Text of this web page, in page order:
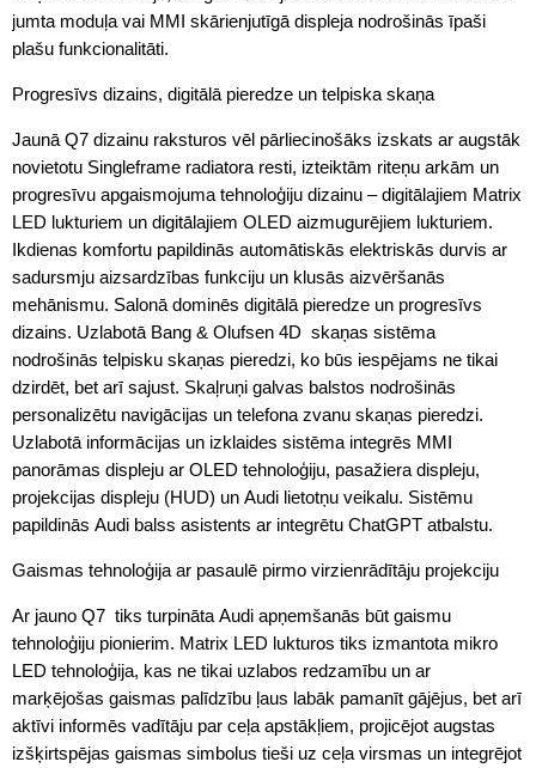
jumta moduļa vai MMI skārienjutīgā displeja nodrošinās īpaši
plašu funkcionalitāti.
Progresīvs dizains, digitālā pieredze un telpiska skaņa
Jaunā Q7 dizainu raksturos vēl pārliecinošāks izskats ar augstāk
novietotu Singleframe radiatora resti, izteiktām riteņu arkām un
progresīvu apgaismojuma tehnoloģiju dizainu – digitālajiem Matrix
LED lukturiem un digitālajiem OLED aizmugurējiem lukturiem.
Ikdienas komfortu papildinās automātiskās elektriskās durvis ar
sadursmju aizsardzības funkciju un klusās aizvēršanās
mehānismu. Salonā dominēs digitālā pieredze un progresīvs
dizains. Uzlabotā Bang & Olufsen 4D skaņas sistēma
nodrošinās telpisku skaņas pieredzi, ko būs iespējams ne tikai
dzirdēt, bet arī sajust. Skaļruņi galvas balstos nodrošinās
personalizētu navigācijas un telefona zvanu skaņas pieredzi.
Uzlabotā informācijas un izklaides sistēma integrēs MMI
panorāmas displeju ar OLED tehnoloģiju, pasažiera displeju,
projekcijas displeju (HUD) un Audi lietotņu veikalu. Sistēmu
papildinās Audi balss asistents ar integrētu ChatGPT atbalstu.
Gaismas tehnoloģija ar pasaulē pirmo virzienrādītāju projekciju
Ar jauno Q7 tiks turpināta Audi apņemšanās būt gaismu
tehnoloģiju pionierim. Matrix LED lukturos tiks izmantota mikro
LED tehnoloģija, kas ne tikai uzlabos redzamību un ar
marķējošas gaismas palīdzību ļaus labāk pamanīt gājējus, bet arī
aktīvi informēs vadītāju par ceļa apstākļiem, projicējot augstas
izšķirtspējas gaismas simbolus tieši uz ceļa virsmas un integrējot